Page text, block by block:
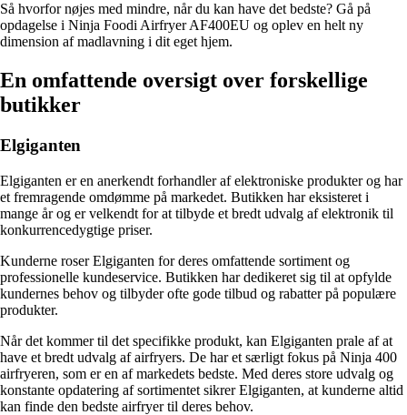
Så hvorfor nøjes med mindre, når du kan have det bedste? Gå på
opdagelse i Ninja Foodi Airfryer AF400EU og oplev en helt ny
dimension af madlavning i dit eget hjem.
En omfattende oversigt over forskellige
butikker
Elgiganten
Elgiganten er en anerkendt forhandler af elektroniske produkter og har
et fremragende omdømme på markedet. Butikken har eksisteret i
mange år og er velkendt for at tilbyde et bredt udvalg af elektronik til
konkurrencedygtige priser.
Kunderne roser Elgiganten for deres omfattende sortiment og
professionelle kundeservice. Butikken har dedikeret sig til at opfylde
kundernes behov og tilbyder ofte gode tilbud og rabatter på populære
produkter.
Når det kommer til det specifikke produkt, kan Elgiganten prale af at
have et bredt udvalg af airfryers. De har et særligt fokus på Ninja 400
airfryeren, som er en af markedets bedste. Med deres store udvalg og
konstante opdatering af sortimentet sikrer Elgiganten, at kunderne altid
kan finde den bedste airfryer til deres behov.